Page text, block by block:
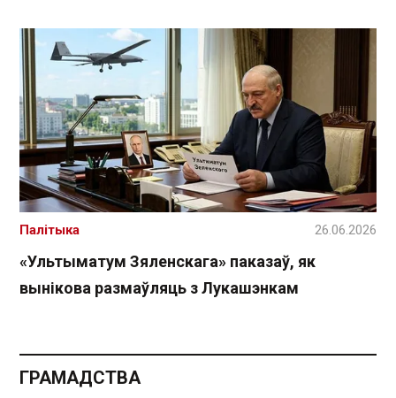
«Ультыматум Зяленскага» паказаў, як
вынікова размаўляць з Лукашэнкам
Палітыка 26.06.2026
ГРАМАДСТВА